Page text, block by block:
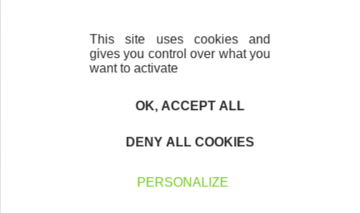
This site uses cookies and
gives you control over what you
want to activate
OK, ACCEPT ALL
DENY ALL COOKIES
PERSONALIZE